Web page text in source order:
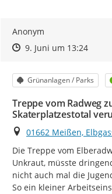
Anonym
Zeitpunkt des Erstellens
Zeitpunkt des
9. Juni um 13:24Zur
Kategorie
Grünanlagen / Parks
Treppe vom Radweg
Skaterplatzestotal
Ort
01662 Meißen,
Die Treppe vom
Unkraut, müsste
nicht auch mal die
So ein kleiner